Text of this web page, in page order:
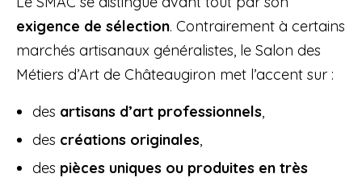
exigence de sélection. Contrairement à certains
marchés artisanaux généralistes, le Salon des
Métiers d’Art de Châteaugiron met l’accent sur :
des artisans d’art professionnels,
des créations originales,
des pièces uniques ou produites en très